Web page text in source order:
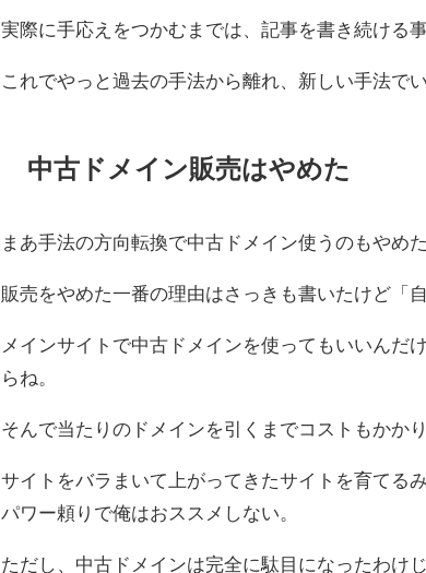
実際に手応えをつかむまでは、記事を書き続ける
これでやっと過去の手法から離れ、新しい手法で
中古ドメイン販売はやめた
まあ手法の方向転換で中古ドメイン使うのもやめた
販売をやめた一番の理由はさっきも書いたけど「
メインサイトで中古ドメインを使ってもいいんだ
らね。
そんで当たりのドメインを引くまでコストもかかり
サイトをバラまいて上がってきたサイトを育てる
パワー頼りで俺はおススメしない。
ただし、中古ドメインは完全に駄目になったわけ